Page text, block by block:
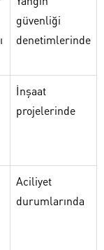
güvenliği
denetimlerinde
İnşaat
projelerinde
Aciliyet
durumlarında